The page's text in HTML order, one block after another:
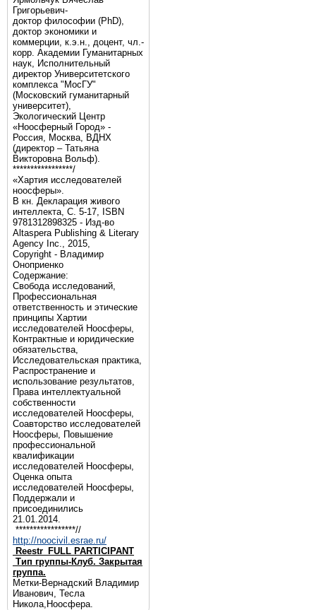
Григорьевич-
доктор философии (PhD),
доктор экономики и
коммерции, к.э.н., доцент, чл.-
корр. Академии Гуманитарных
наук, Исполнительный
директор Университетского
комплекса "МосГУ"
(Московский гуманитарный
университет),
Экологический Центр
«Ноосферный Город» -
Россия, Москва, ВДНХ
(директор – Татьяна
Викторовна Вольф).
*****************/
«Хартия исследователей
ноосферы».
В кн. Декларация живого
интеллекта, С. 5-17, ISBN
9781312898325 - Изд-во
Altaspera Publishing & Literary
Agency Inc., 2015,
Copyright - Владимир
Оноприенко
Содержание:
Свобода исследований,
Профессиональная
ответственность и этические
принципы Хартии
исследователей Ноосферы,
Контрактные и юридические
обязательства,
Исследовательская практика,
Распространение и
использование результатов,
Права интеллектуальной
собственности
исследователей Ноосферы,
Соавторство исследователей
Ноосферы, Повышение
профессиональной
квалификации
исследователей Ноосферы,
Оценка опыта
исследователей Ноосферы,
Поддержали и
присоединились
21.01.2014.
*****************//
http://noocivil.esrae.ru/
Reestr_FULL PARTICIPANT
Тип группы-Клуб. Закрытая
группа.
Метки-Вернадский Владимир
Иванович, Тесла
Никола,Ноосфера.